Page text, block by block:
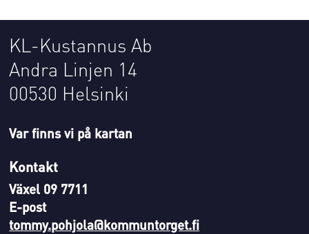
KL-Kustannus Ab
Andra Linjen 14
00530 Helsinki
Var finns vi på kartan
Kontakt
Växel 09 7711
E-post
tommy.pohjola@kommuntorget.fi